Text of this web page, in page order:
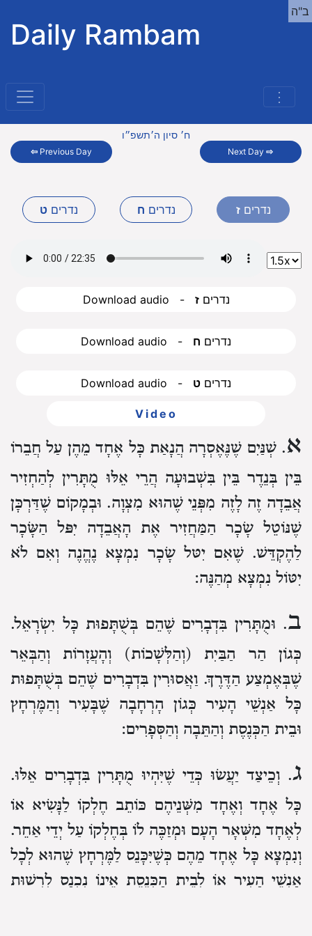
Daily Rambam
⋮
ב"ה
⇦ Previous Day
ח׳ סיון ה׳תשפ״ו
Next Day⇨
נדרים ט נדרים ח נדריםז
Download audio - נדריםז
Download audio - נדרים ח
Download audio - נדרים ט
Video
א. שְׁנַּיִם שֶׁנֶּאֶסְרָה הֲנָאַת כָּל אֶחָד מֵהֶן עַל חֲבֵרוֹ
בֵּין בְּנֵדֶר בֵּין בִּשְׁבוּעָה הֲרֵי אֵלּוּ מֻתָּרִין לְהַחְזִיר
אֲבֵדָה זֶה לָזֶה מִפְּנֵי שֶׁהוּא מִצְוָה. וּבְמָקוֹם שֶׁדַּרְכָּן
שֶׁנּוֹטֵל שָׂכָר הַמַּחֲזִיר אֶת הָאֲבֵדָה יִפּל הַשָּׂכָר
לַהֶקְדֵּשׁ. שֶׁאִם יִטּל שָׂכָר נִמְצָא נֶהֱנֶה וְאִם לֹא
יִטּוֹל נִמְצָא מְהַנֶּה:
ב. וּמֻתָּרִין בִּדְבָרִים שֶׁהֵם בְּשֻׁתָּפוּת כָּל יִשְׂרָאֵל.
כְּגוֹן הַר הַבַּיִת (וְהַלְּשָׁכוֹת) וְהָעֲזָרוֹת וְהַבְּאֵר
שֶׁבְּאֶמְצַע הַדֶּרֶךְ. וַאֲסוּרִין בִּדְבָרִים שֶׁהֵם בְּשֻׁתָּפוּת
כָּל אַנְשֵׁי הָעִיר כְּגוֹן הָרְחָבָה שֶׁבָּעִיר וְהַמֶּרְחָץ
וּבֵית הַכְּנֶסֶת וְהַתֵּבָה וְהַסְּפָרִים:
ג. וְכֵיצַד יַעֲשׂוּ כְּדֵי שֶׁיִּהְיוּ מֻתָּרִין בִּדְבָרִים אֵלּוּ.
כָּל אֶחָד וְאֶחָד מִשְּׁנֵיהֶם כּוֹתֵב חֶלְקוֹ לַנָּשִׂיא אוֹ
לְאֶחָד מִשְּׁאָר הָעָם וּמְזַכֶּה לוֹ בְּחֶלְקוֹ עַל יְדֵי אַחֵר.
וְנִמְצָא כָּל אֶחָד מֵהֶם כְּשֶׁיִּכָּנֵס לַמֶּרְחָץ שֶׁהוּא לְכָל
אַנְשֵׁי הָעִיר אוֹ לְבֵית הַכְּנֶסֶת אֵינוֹ נִכְנָס לִרְשׁוּת